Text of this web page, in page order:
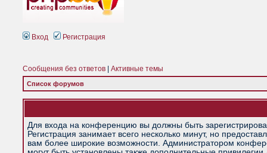
Вход Регистрация
Сообщения без ответов Активные темы
Список форумов
Для входа на конференцию вы должны быть
Регистрация занимает всего несколько минут, но
вам более широкие возможности. Администратором